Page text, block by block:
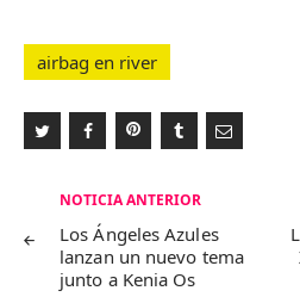
airbag en river
Navegación
de
entradas
NOTICIA ANTERIOR
Los Ángeles Azules
lanzan un nuevo tema
junto a Kenia Os